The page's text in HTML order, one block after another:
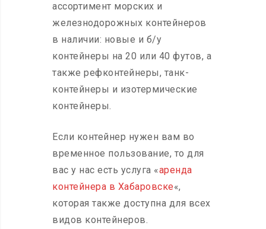
ассортимент морских и
железнодорожных контейнеров
в наличии: новые и б/у
контейнеры на 20 или 40 футов, а
также рефконтейнеры, танк-
контейнеры и изотермические
контейнеры.
Если контейнер нужен вам во
временное пользование, то для
вас у нас есть услуга «аренда
контейнера в Хабаровске«,
которая также доступна для всех
видов контейнеров.